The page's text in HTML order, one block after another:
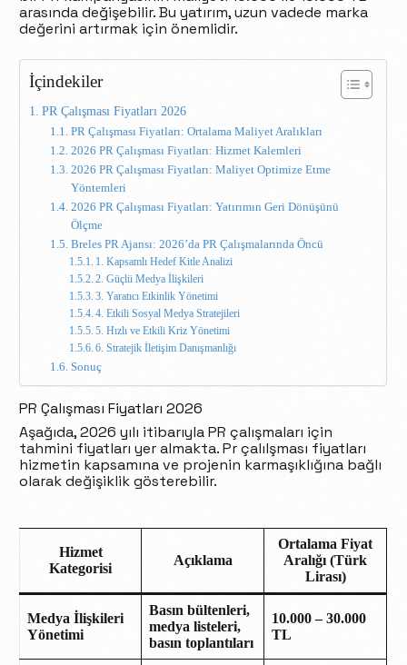
arasında değişebilir. Bu yatırım, uzun vadede marka
değerini artırmak için önemlidir.
İçindekiler
PR Çalışması Fiyatları 2026
PR Çalışması Fiyatları: Ortalama Maliyet Aralıkları
2026 PR Çalışması Fiyatları: Hizmet Kalemleri
2026 PR Çalışması Fiyatları: Maliyet Optimize Etme
Yöntemleri
2026 PR Çalışması Fiyatları: Yatırımın Geri Dönüşünü
Ölçme
Breles PR Ajansı: 2026’da PR Çalışmalarında Öncü
1. Kapsamlı Hedef Kitle Analizi
2. Güçlü Medya İlişkileri
3. Yaratıcı Etkinlik Yönetimi
4. Etkili Sosyal Medya Stratejileri
5. Hızlı ve Etkili Kriz Yönetimi
6. Stratejik İletişim Danışmanlığı
Sonuç
PR Çalışması Fiyatları 2026
Aşağıda, 2026 yılı itibarıyla PR çalışmaları için
tahmini fiyatları yer almakta. Pr çalılşması fiyatları
hizmetin kapsamına ve projenin karmaşıklığına bağlı
olarak değişiklik gösterebilir.
Hizmet
Kategorisi
Açıklama
Ortalama Fiyat
Aralığı (Türk
Lirası)
Medya İlişkileri
Yönetimi
Basın bültenleri,
medya listeleri,
basın toplantıları
10.000 – 30.000
TL